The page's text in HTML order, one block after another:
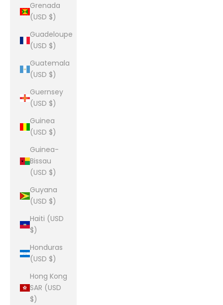
Grenada
(USD $)
Guadeloupe
(USD $)
Guatemala
(USD $)
Guernsey
(USD $)
Guinea
(USD $)
Guinea-
Bissau
(USD $)
Guyana
(USD $)
Haiti (USD
$)
Honduras
(USD $)
Hong Kong
SAR (USD
$)